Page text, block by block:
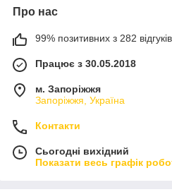
Про нас
99% позитивних з 282
Працює з 30.05.2018
м. Запоріжжя
Запоріжжя, Україна
Контакти
Сьогодні вихідний
Показати весь графік